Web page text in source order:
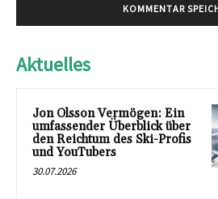
Aktuelles
Jon Olsson Vermögen: Ein
umfassender Überblick über
den Reichtum des Ski-Profis
und YouTubers
30.07.2026